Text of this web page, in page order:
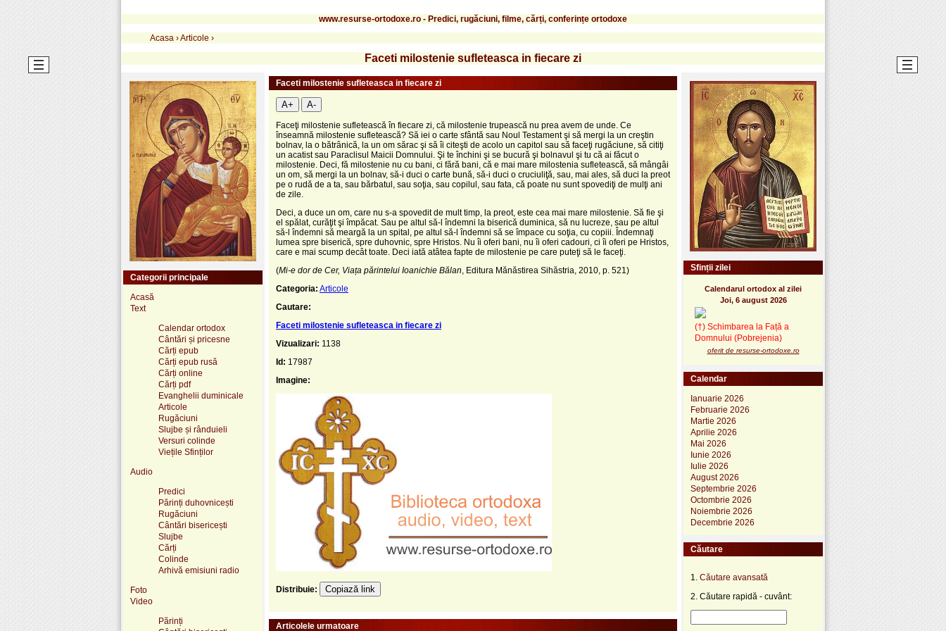
www.resurse-ortodoxe.ro - Predici, rugăciuni, filme, cărți, conferințe ortodoxe
Acasa ›Articole ›
Faceti milostenie sufleteasca in fiecare zi
Faceti milostenie sufleteasca in fiecare zi
A+ A-
Faceţi milostenie sufletească în fiecare zi, că milostenie trupească nu prea avem de unde. Ce
înseamnă milostenie sufletească? Să iei o carte sfântă sau Noul Testament şi să mergi la un creştin
bolnav, la o bătrânică, la un om sărac şi să îi citeşti de acolo un capitol sau să faceţi rugăciune, să citiţi
un acatist sau Paraclisul Maicii Domnului. Şi te închini şi se bucură şi bolnavul şi tu că ai făcut o
milostenie. Deci, fă milostenie nu cu bani, ci fără bani, că e mai mare milostenia sufletească, să mângâi
un om, să mergi la un bolnav, să-i duci o carte bună, să-i duci o cruciuliţă, sau, mai ales, să duci la preot
pe o rudă de a ta, sau bărbatul, sau soţia, sau copilul, sau fata, că poate nu sunt spovediţi de mulţi ani
de zile.
Deci, a duce un om, care nu s-a spovedit de mult timp, la preot, este cea mai mare milostenie. Să fie şi
el spălat, curăţit şi împăcat. Sau pe altul să-l îndemni la biserică duminica, să nu lucreze, sau pe altul
să-l îndemni să meargă la un spital, pe altul să-l îndemni să se împace cu soţia, cu copiii. Îndemnaţi
lumea spre biserică, spre duhovnic, spre Hristos. Nu îi oferi bani, nu îi oferi cadouri, ci îi oferi pe Hristos,
care e mai scump decât toate. Deci iată atâtea fapte de milostenie pe care puteţi să le faceţi.
(Mi-e dor de Cer, Viața părintelui Ioanichie Bălan , Editura Mănăstirea Sihăstria, 2010, p. 521)
Categoria: Articole
Cautare:
Faceti milostenie sufleteasca in fiecare zi
Vizualizari: 1138
Id: 17987
Imagine:
Distribuie: Copiază link
Articolele urmatoare
Categorii principale
Acasă
Text
Calendar ortodox
Cântări și pricesne
Cărți epub
Cărți epub rusă
Cărți online
Cărți pdf
Evanghelii duminicale
Articole
Rugăciuni
Slujbe și rânduieli
Versuri colinde
Viețile Sfinților
Audio
Predici
Părinți duhovnicești
Rugăciuni
Cântări bisericești
Slujbe
Cărți
Colinde
Arhivă emisiuni radio
Foto
Video
Părinți
Sfinții zilei
Calendarul ortodox al zilei
Joi, 6 august 2026
(†) Schimbarea la Față a
Domnului (Pobrejenia)
oferit de resurse-ortodoxe.ro
Calendar
Ianuarie 2026
Februarie 2026
Martie 2026
Aprilie 2026
Mai 2026
Iunie 2026
Iulie 2026
August 2026
Septembrie 2026
Octombrie 2026
Noiembrie 2026
Decembrie 2026
Căutare
1. Căutare avansată
2. Căutare rapidă - cuvânt: